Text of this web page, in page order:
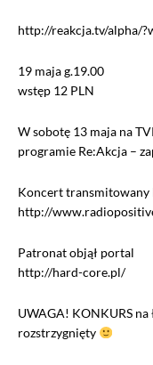
http://reakcja.tv/alpha/
19 maja g.19.00
wstęp 12 PLN
W sobotę 13 maja na
programie Re:Akcja –
Koncert transmitowany
http://
Patronat objął portal
http://hard-core.pl/
UWAGA! KONKURS
rozstrzygnięty